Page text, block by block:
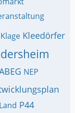
Klage Kleedörfer
NEP
P44